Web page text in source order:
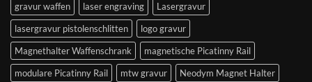
gravur waffen
laser engraving
Lasergravur
lasergravur pistolenschlitten
logo gravur
Magnethalter Waffenschrank
magnetische Picatinny Rail
modulare Picatinny Rail
mtw gravur
Neodym Magnet Halter